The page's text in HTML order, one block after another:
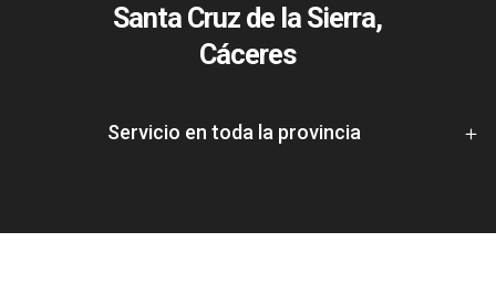
Santa Cruz de la Sierra,
Cáceres
Servicio en toda la provincia